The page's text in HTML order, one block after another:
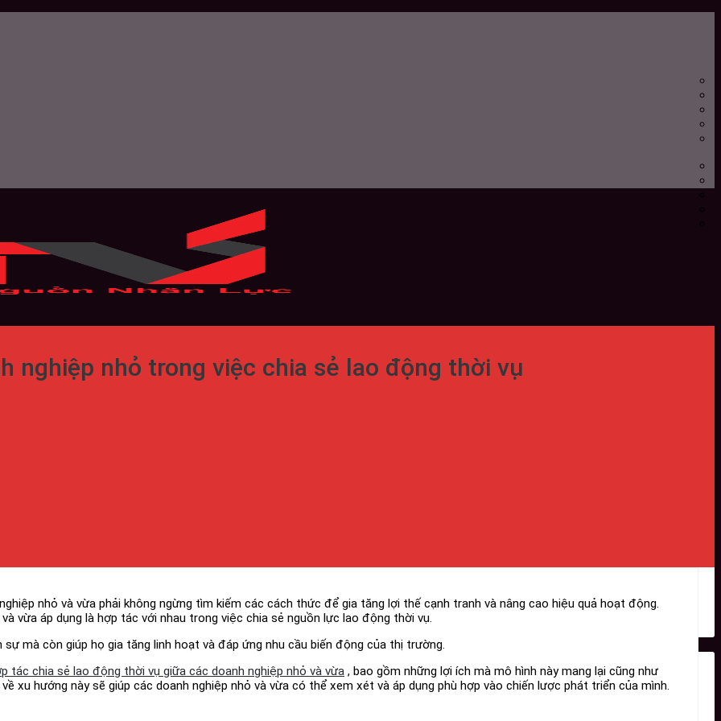
nghiệp nhỏ trong việc chia sẻ lao động thời vụ
nhỏ và vừa phải không ngừng tìm kiếm các cách thức để gia tăng lợi thế cạnh tranh và nâng cao hiệu quả hoạt động.
vừa áp dụng là hợp tác với nhau trong việc chia sẻ nguồn lực lao động thời vụ.
mà còn giúp họ gia tăng linh hoạt và đáp ứng nhu cầu biến động của thị trường.
tác chia sẻ lao động thời vụ giữa các doanh nghiệp nhỏ và vừa , bao gồm những lợi ích mà mô hình này mang lại cũng như
xu hướng này sẽ giúp các doanh nghiệp nhỏ và vừa có thể xem xét và áp dụng phù hợp vào chiến lược phát triển của mình.